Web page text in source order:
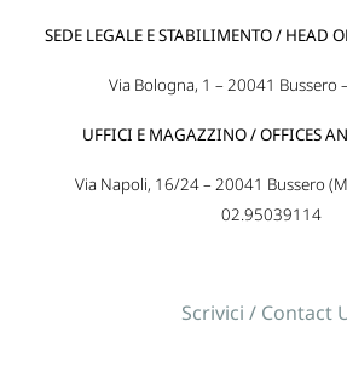
SEDE LEGALE E STABILIMENTO / HEAD
Via Bologna, 1 – 20041 Bussero
UFFICI E MAGAZZINO / OFFICES
Via Napoli, 16/24 – 20041 Bussero
02.95039114
Scrivici / Contact